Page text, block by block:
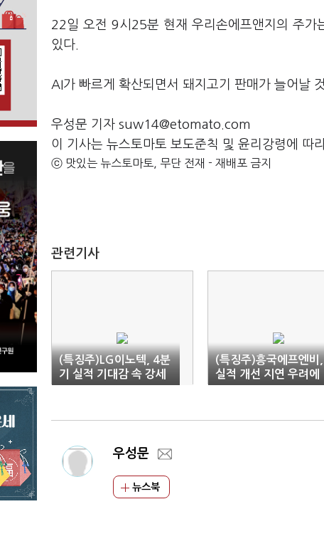
22일 오전 9시25분 현재 우리손에프앤지의 주
있다.
AI가 빠르게 확산되면서 돼지고기 판매가 늘어날
우성문 기자 suw14@etomato.com
이 기사는 뉴스토마토 보도준칙 및 윤리강령에 따
ⓒ 맛있는 뉴스토마토, 무단 전재 - 재배포 금지
관련기사
(특징주)LG이노텍, 4분
기 실적 기대감 속 강세
(특징주)흥국에프엔비,
실적 개선 지연 우려에
약세
우성문
뉴스북